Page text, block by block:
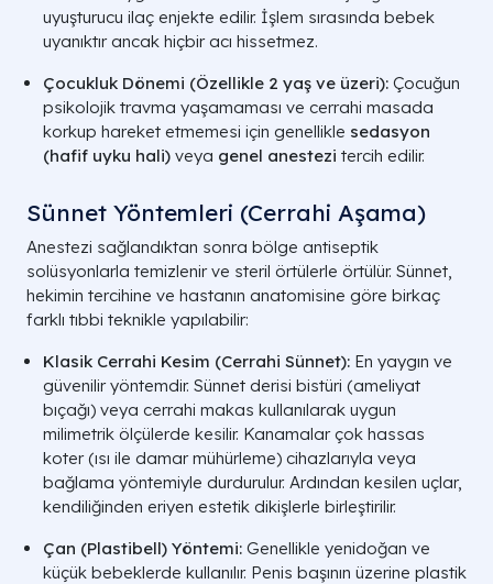
uyuşturucu ilaç enjekte edilir. İşlem sırasında bebek
uyanıktır ancak hiçbir acı hissetmez.
Çocukluk Dönemi (Özellikle 2 yaş ve üzeri): Çocuğun
psikolojik travma yaşamaması ve cerrahi masada
korkup hareket etmemesi için genellikle sedasyon
(hafif uyku hali) veya genel anestezi tercih edilir.
Sünnet Yöntemleri (Cerrahi Aşama)
Anestezi sağlandıktan sonra bölge antiseptik
solüsyonlarla temizlenir ve steril örtülerle örtülür. Sünnet,
hekimin tercihine ve hastanın anatomisine göre birkaç
farklı tıbbi teknikle yapılabilir:
Klasik Cerrahi Kesim (Cerrahi Sünnet): En yaygın ve
güvenilir yöntemdir. Sünnet derisi bistüri (ameliyat
bıçağı) veya cerrahi makas kullanılarak uygun
milimetrik ölçülerde kesilir. Kanamalar çok hassas
koter (ısı ile damar mühürleme) cihazlarıyla veya
bağlama yöntemiyle durdurulur. Ardından kesilen uçlar,
kendiliğinden eriyen estetik dikişlerle birleştirilir.
Çan (Plastibell) Yöntemi: Genellikle yenidoğan ve
küçük bebeklerde kullanılır. Penis başının üzerine plastik